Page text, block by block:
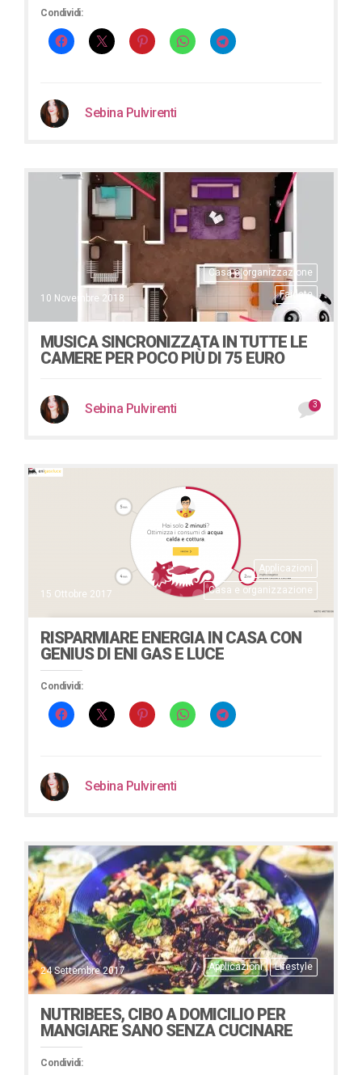
Condividi:
Sebina Pulvirenti
Casa e organizzazione
Faidate
10 Novembre 2018
MUSICA SINCRONIZZATA IN TUTTE LE
CAMERE PER POCO PIÙ DI 75 EURO
Sebina Pulvirenti 3
Applicazioni
Casa e organizzazione
15 Ottobre 2017
RISPARMIARE ENERGIA IN CASA CON
GENIUS DI ENI GAS E LUCE
Condividi:
Sebina Pulvirenti
Applicazioni Lifestyle
24 Settembre 2017
NUTRIBEES, CIBO A DOMICILIO PER
MANGIARE SANO SENZA CUCINARE
Condividi: